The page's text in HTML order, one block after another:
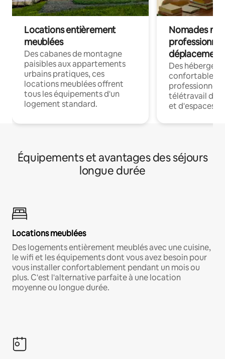
Locations entièrement
meublées
Des cabanes de montagne
paisibles aux appartements
urbains pratiques, ces
locations meublées offrent
tous les équipements d'un
logement standard.
Nomades
déplacement
Des
confortables
professionnels
télétravail
et d'espaces
Équipements et avantages des séjours
longue durée
Locations meublées
Des logements entièrement meublés avec une cuisine,
le wifi et les équipements dont vous avez besoin pour
vous installer confortablement pendant un mois ou
plus. C'est l'alternative parfaite à une location
moyenne ou longue durée.